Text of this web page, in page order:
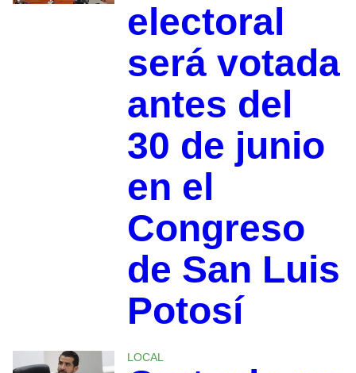
electoral
será votada
antes del
30 de junio
en el
Congreso
de San Luis
Potosí
LOCAL